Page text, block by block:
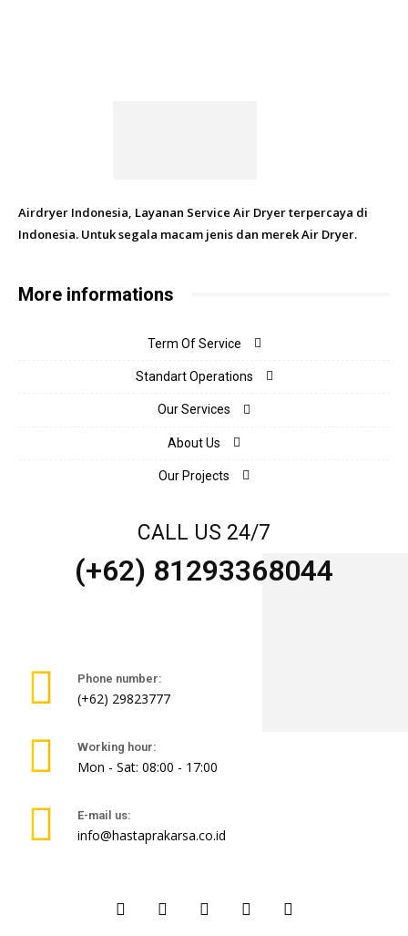
Airdryer Indonesia, Layanan Service Air Dryer terpercaya di
Indonesia. Untuk segala macam jenis dan merek Air Dryer.
More informations
Term Of Service
Standart Operations
Our Services
About Us
Our Projects
CALL US 24/7
(+62) 81293368044
Phone number:
(+62) 29823777
Working hour:
Mon - Sat: 08:00 - 17:00
E-mail us:
info@hastaprakarsa.co.id